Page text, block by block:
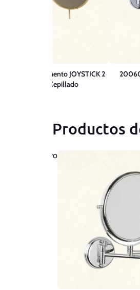
| Espejo aumento JOYSTICK 2
brazos – Latón Cepillado
Productos